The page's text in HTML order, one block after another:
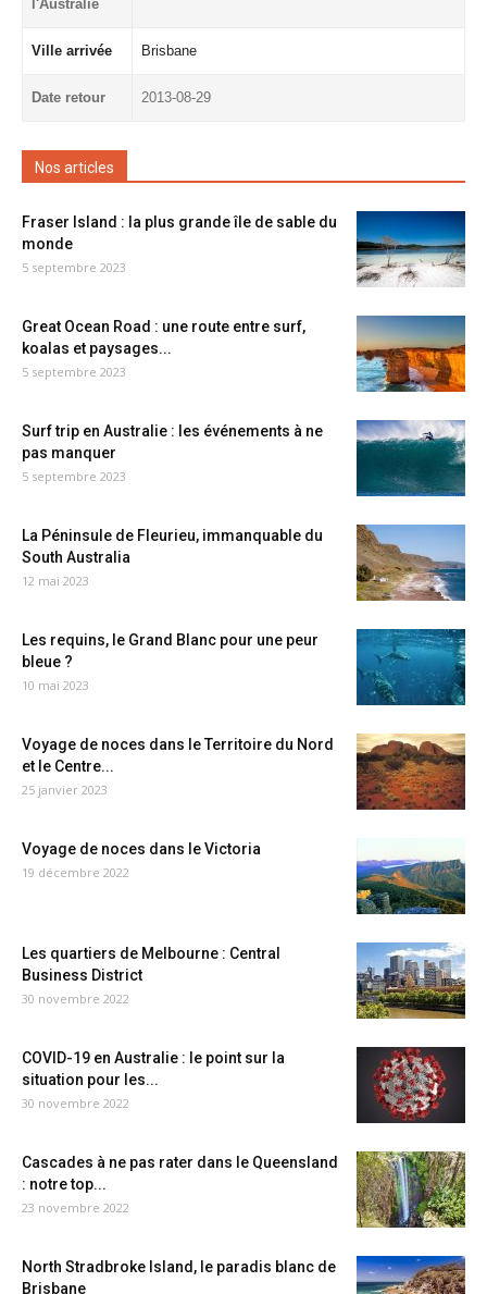
l'Australie
Ville arrivée Brisbane
Date retour 2013-08-29
Nos articles
Fraser Island : la plus grande île de sable du
monde
5 septembre 2023
Great Ocean Road : une route entre surf,
koalas et paysages...
5 septembre 2023
Surf trip en Australie : les événements à ne
pas manquer
5 septembre 2023
La Péninsule de Fleurieu, immanquable du
South Australia
12 mai 2023
Les requins, le Grand Blanc pour une peur
bleue ?
10 mai 2023
Voyage de noces dans le Territoire du Nord
et le Centre...
25 janvier 2023
Voyage de noces dans le Victoria
19 décembre 2022
Les quartiers de Melbourne : Central
Business District
30 novembre 2022
COVID-19 en Australie : le point sur la
situation pour les...
30 novembre 2022
Cascades à ne pas rater dans le Queensland
: notre top...
23 novembre 2022
North Stradbroke Island, le paradis blanc de
Brisbane